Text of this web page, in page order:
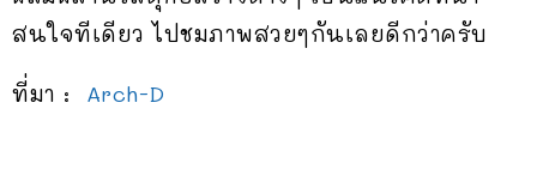
สนใจทีเดียว ไปชมภาพสวยๆกันเลยดีกว่าครับ
ที่มา : Arch-D